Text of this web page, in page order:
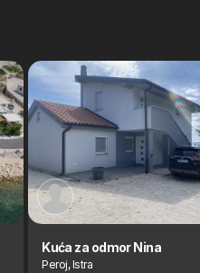
Kuća za odmor Nina
Peroj, Istra